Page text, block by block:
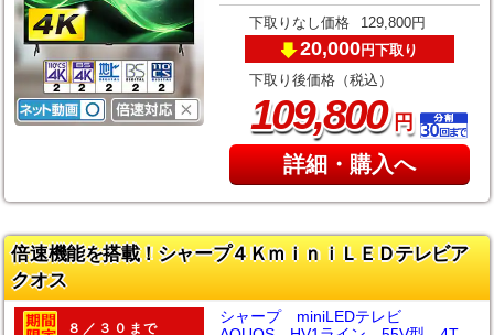
下取りなし価格 129,800円
20,000円下取り
下取り後価格（税込）
109,800円
詳細・購入へ
倍速機能を搭載！シャープ４ＫｍｉｎｉＬＥＤテレビア
クオス
８／３０まで
シャープ miniLEDテレビ